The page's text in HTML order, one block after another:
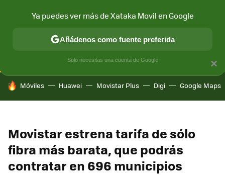
CONECTIVIDAD MÓVIL Y SOCIEDAD APLICACIONES
HOY SE HABLA DE
Móviles Huawei Movistar Plus Digi Google Maps
Movistar estrena tarifa de sólo
fibra más barata, que podrás
contratar en 696 municipios
×
Ya puedes ver más de Xataka Movil en Google
Añádenos como fuente preferida
Solo necesitas una cuenta de Google